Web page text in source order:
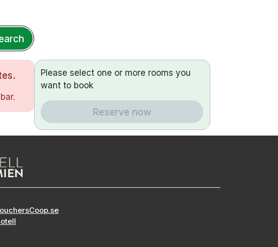
Please select one or more rooms you
want to book
Reserve now
Coop.se